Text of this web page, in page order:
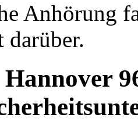
Anhörung
darüber.
Hannover